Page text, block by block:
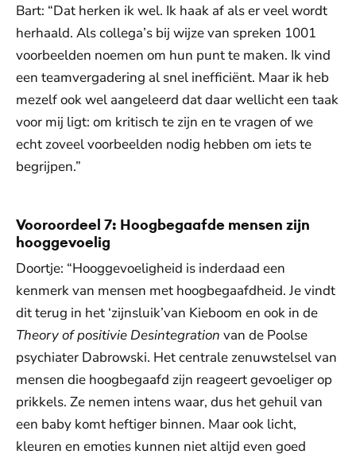
Bart: “Dat herken ik wel. Ik haak af als er veel wordt
herhaald. Als collega’s bij wijze van spreken 1001
voorbeelden noemen om hun punt te maken. Ik vind
een teamvergadering al snel inefficiënt. Maar ik heb
mezelf ook wel aangeleerd dat daar wellicht een taak
voor mij ligt: om kritisch te zijn en te vragen of we
echt zoveel voorbeelden nodig hebben om iets te
begrijpen.”
Vooroordeel 7: Hoogbegaafde mensen zijn
hooggevoelig
Doortje: “Hooggevoeligheid is inderdaad een
kenmerk van mensen met hoogbegaafdheid. Je vindt
dit terug in het ‘zijnsluik’van Kieboom en ook in de
Theory of positivie Desintegration van de Poolse
psychiater Dabrowski. Het centrale zenuwstelsel van
mensen die hoogbegaafd zijn reageert gevoeliger op
prikkels. Ze nemen intens waar, dus het gehuil van
een baby komt heftiger binnen. Maar ook licht,
kleuren en emoties kunnen niet altijd even goed